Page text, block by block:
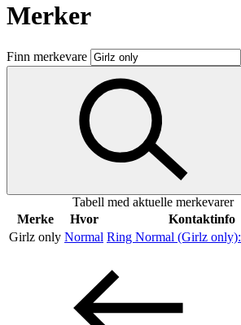
Butikker
Mat og drikke
Aktiviteter
Inspirasjon
Merker
Finn merkevare
Tabell med aktuelle merkevarer
Merke
Hvor
Kontaktinfo
Girlz only Normal Ring Normal (Girlz only):